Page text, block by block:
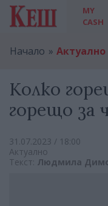
MY
CASH
Начало Актуално
Колко
горещо за
31.07.2023 / 18:00
Актуално
Текст: Людмила